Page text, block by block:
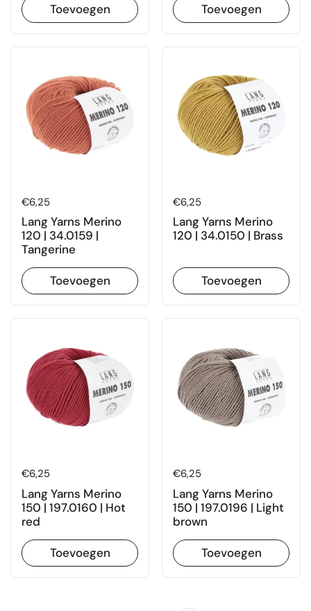
Toevoegen Toevoegen
Prijs:
€6,25
Lang Yarns Merino
120 | 34.0159 |
Tangerine
Toevoegen
Prijs:
€6,25
Lang Yarns Merino
120 | 34.0150 | Brass
Toevoegen
Prijs:
€6,25
Lang Yarns Merino
150 | 197.0160 | Hot
red
Toevoegen
Prijs:
€6,25
Lang Yarns Merino
150 | 197.0196 | Light
brown
Toevoegen